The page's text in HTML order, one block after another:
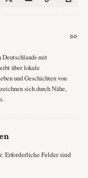
Deutschlands mit
über lokale
und Geschichten von
sich durch Nähe,
Erforderliche Felder sind